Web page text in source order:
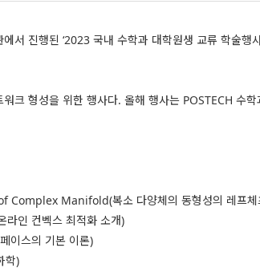
에서 진행된 ‘2023 국내 수학과 대학원생 교류
크 형성을 위한 행사다. 올해 행사는 POSTECH 수
Manifold(복소 다양체의 동형성의 레프체
인 컨벡스 최적화 소개)
스의 기본 이론)
학)